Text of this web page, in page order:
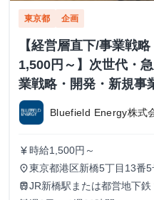
東京都 企画
【経営層直下/事業戦
1,500円～】次世代・
業戦略・開発・新規事
Bluefield Energy株式
currency_yen 時給1,500円～
place東京都港区新橋5丁目13
trainJR新橋駅または都営地下